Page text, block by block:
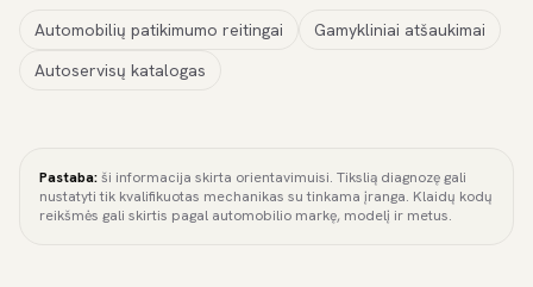
Automobilių patikimumo reitingai
Gamykliniai atšaukimai
Autoservisų katalogas
Pastaba:ši informacija skirta orientavimuisi. Tikslią diagnozę gali
nustatyti tik kvalifikuotas mechanikas su tinkama įranga. Klaidų kodų
reikšmės gali skirtis pagal automobilio markę, modelį ir metus.